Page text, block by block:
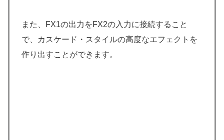
また、FX1の出力をFX2の入力に接続すること
で、カスケード・スタイルの高度なエフェクトを
作り出すことができます。